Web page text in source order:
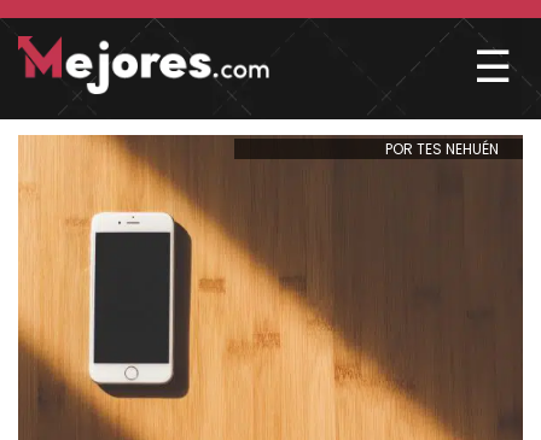
☰
POR TES NEHUÉN